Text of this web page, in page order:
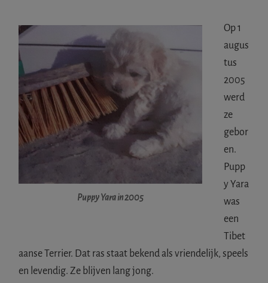
Puppy Yara in 2005
Op 1
augus
tus
2005
werd
ze
gebor
en.
Pupp
y Yara
was
een
Tibet
aanse Terrier. Dat ras staat bekend als vriendelijk, speels
en levendig. Ze blijven lang jong.